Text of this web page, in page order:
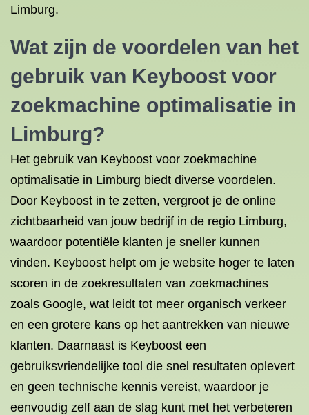
Limburg.
Wat zijn de voordelen van het
gebruik van Keyboost voor
zoekmachine optimalisatie in
Limburg?
Het gebruik van Keyboost voor zoekmachine
optimalisatie in Limburg biedt diverse voordelen.
Door Keyboost in te zetten, vergroot je de online
zichtbaarheid van jouw bedrijf in de regio Limburg,
waardoor potentiële klanten je sneller kunnen
vinden. Keyboost helpt om je website hoger te laten
scoren in de zoekresultaten van zoekmachines
zoals Google, wat leidt tot meer organisch verkeer
en een grotere kans op het aantrekken van nieuwe
klanten. Daarnaast is Keyboost een
gebruiksvriendelijke tool die snel resultaten oplevert
en geen technische kennis vereist, waardoor je
eenvoudig zelf aan de slag kunt met het verbeteren